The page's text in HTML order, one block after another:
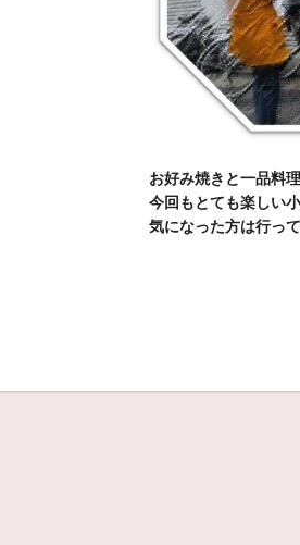
お好み焼きと一品料
今回もとても楽しい
気になった方は行っ